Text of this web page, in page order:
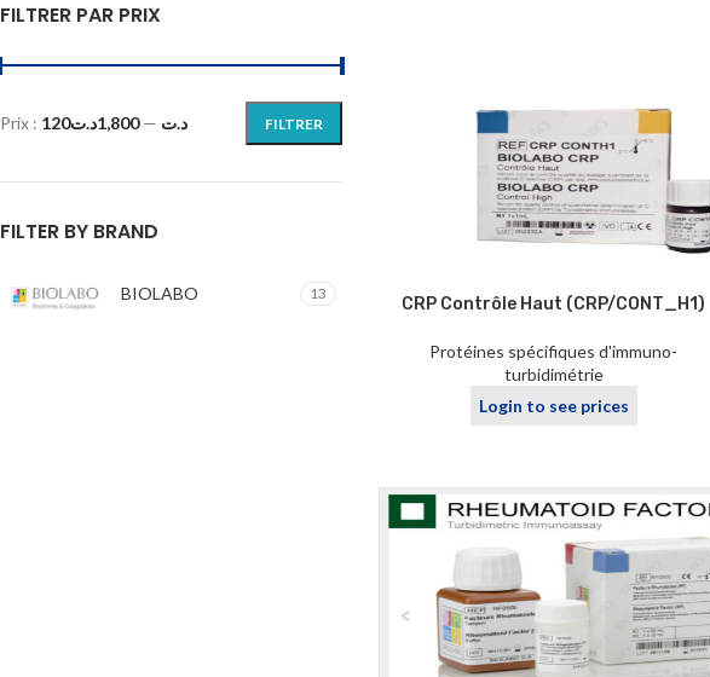
FILTRER PAR PRIX
FILTRER
Prix : 120د.ت —1,800د.ت
FILTER BY BRAND
BIOLABO 13
CRP Contrôle Haut (CRP/CONT_H1)
Protéines spécifiques d'immuno-
turbidimétrie
Login to see prices